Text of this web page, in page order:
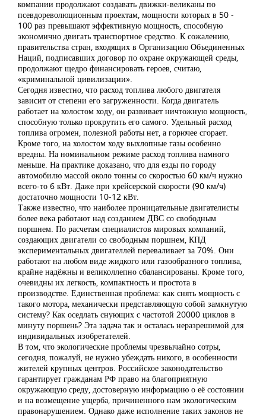
компании продолжают создавать движки-великаны по
псевдореволюционным проектам, мощности которых в 50 -
100 раз превышают эффективную мощность, способную
экономично двигать транспортное средство. К сожалению,
правительства стран, входящих в Организацию Объединенных
Наций, подписавших договор по охране окружающей среды,
продолжают щедро финансировать героев, считаю,
«криминальной цивилизации».
Сегодня известно, что расход топлива любого двигателя
зависит от степени его загруженности. Когда двигатель
работает на холостом ходу, он развивает ничтожную мощность,
способную только прокрутить его самого. Удельный расход
топлива огромен, полезной работы нет, а горючее сгорает.
Кроме того, на холостом ходу выхлопные газы особенно
вредны. На номинальном режиме расход топлива намного
меньше. На практике доказано, что для езды по городу
автомобилю массой около тонны со скоростью 60 км/ч нужно
всего-то 6 кВт. Даже при крейсерской скорости (90 км/ч)
достаточно мощности 10-12 кВт.
Также известно, что наиболее проницательные двигателисты
более века работают над созданием ДВС со свободным
поршнем. По расчетам специалистов мировых компаний,
создающих двигатели со свободным поршнем, КПД
экспериментальных двигателлей переваливает за 70%. Они
работают на любом виде жидкого или газообразного топлива,
крайне надёжны и великоллепно сбалансированы. Кроме того,
очевидны их легкость, компактность и простота в
производстве. Единственная проблема: как снять мощность с
такого мотора, механически представляющую собой замкнутую
систему? Как оседлать снующих с частотой 20000 циклов в
минуту поршень? Эта задача так и осталась неразрешимой для
индивидальных изобретателей.
В том, что экологические проблемы чрезвычайно сотры,
сегодня, пожалуй, не нужно убеждать никого, в особенности
жителей крупных центров. Российское законодательство
гарантирует гражданам РФ право на благоприятную
окружающую среду, достоверную информацию о её состоянии
и на возмещение ущерба, причиненного нам экологическим
правонарушением. Однако даже исполнение таких законов не